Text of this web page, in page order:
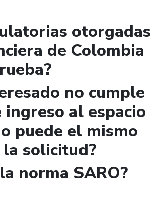
otorgadas
de Colombia
no cumple
al espacio
puede el mismo
solicitud?
norma SARO?